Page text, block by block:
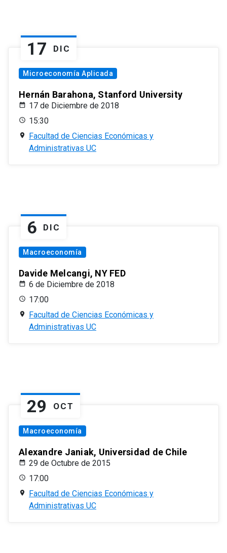
17 DIC
Microeconomía Aplicada
Hernán Barahona, Stanford University
17 de Diciembre de 2018
15:30
Facultad de Ciencias Económicas y
Administrativas UC
6 DIC
Macroeconomía
Davide Melcangi, NY FED
6 de Diciembre de 2018
17:00
Facultad de Ciencias Económicas y
Administrativas UC
29 OCT
Macroeconomía
Alexandre Janiak, Universidad de Chile
29 de Octubre de 2015
17:00
Facultad de Ciencias Económicas y
Administrativas UC